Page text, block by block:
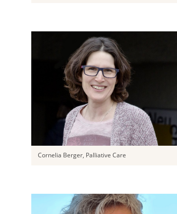
Cornelia Berger, Palliative Care